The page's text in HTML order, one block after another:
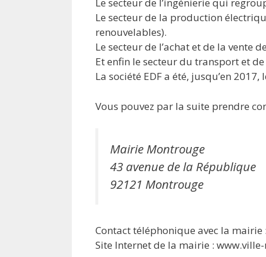
Le secteur de la production
renouvelables).
Le secteur de l’achat et de la vente
Et enfin le secteur du transport et
La société EDF a été, jusqu’en
Vous pouvez par la suite prendre
Mairie Montrouge
43 avenue de la République
92121 Montrouge
Contact téléphonique avec la mairie
Site Internet de la mairie :